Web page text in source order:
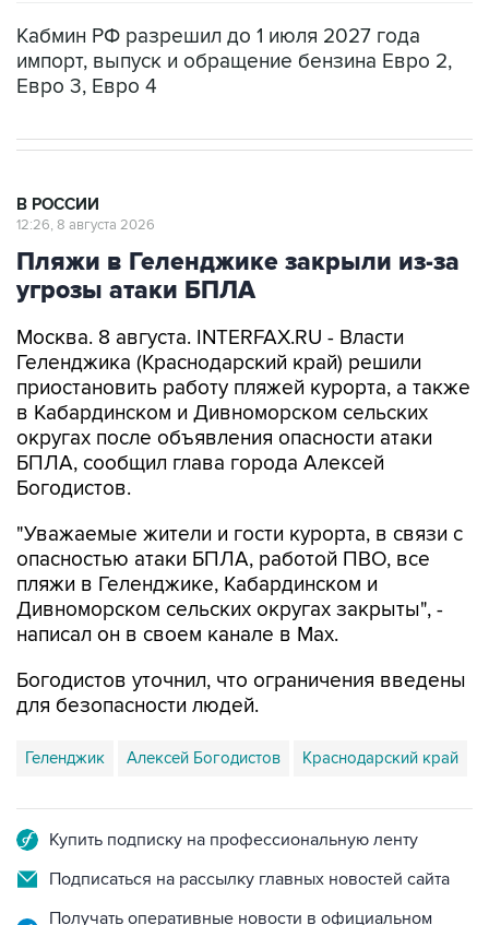
Кабмин РФ разрешил до 1 июля 2027 года
импорт, выпуск и обращение бензина Евро 2,
Евро 3, Евро 4
В РОССИИ
12:26, 8 августа 2026
Пляжи в Геленджике закрыли из-за
угрозы атаки БПЛА
Москва. 8 августа. INTERFAX.RU - Власти
Геленджика (Краснодарский край) решили
приостановить работу пляжей курорта, а также
в Кабардинском и Дивноморском сельских
округах после объявления опасности атаки
БПЛА, сообщил глава города Алексей
Богодистов.
"Уважаемые жители и гости курорта, в связи с
опасностью атаки БПЛА, работой ПВО, все
пляжи в Геленджике, Кабардинском и
Дивноморском сельских округах закрыты", -
написал он в своем канале в Max.
Богодистов уточнил, что ограничения введены
для безопасности людей.
Геленджик Алексей Богодистов Краснодарский край
Купить подписку на профессиональную ленту
Подписаться на рассылку главных новостей сайта
Получать оперативные новости в официальном